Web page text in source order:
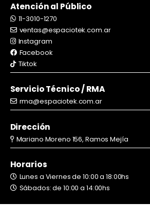
Atención al Público
11-3010-1270
ventas@espaciotek.com.ar
Instagram
Facebook
Tiktok
Servicio Técnico / RMA
rma@espaciotek.com.ar
Dirección
Mariano Moreno 156, Ramos Mejía
Horarios
Lunes a Viernes de 10:00 a 18:00hs
Sábados: de 10:00 a 14:00hs